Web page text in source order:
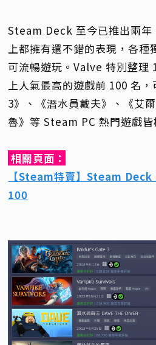
Steam Deck 至今已推出兩年
上都擁有還不錯的表現，各
可流暢遊玩。Valve 特別整
上人氣最高的遊戲前 100 名
3》、《潛水員戴夫》、《艾
魯》等 Steam PC 熱門遊戲皆
相關頁面：
【Steam特賣】Steam
100